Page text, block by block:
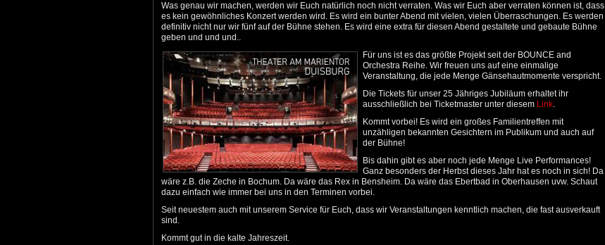
Was genau wir machen, werden wir Euch natürlich noch nicht verraten. Was wir Euch aber verraten können ist, dass
es kein gewöhnliches Konzert werden wird. Es wird ein bunter Abend mit vielen, vielen Überraschungen. Es werden
definitiv nicht nur wir fünf auf der Bühne stehen. Es wird eine extra für diesen Abend gestaltete und gebaute Bühne
geben und und und..
Für uns ist es das größte Projekt seit der BOUNCE and
Orchestra Reihe. Wir freuen uns auf eine einmalige
Veranstaltung, die jede Menge Gänsehautmomente verspricht.
Die Tickets für unser 25 Jähriges Jubiläum erhaltet ihr
ausschließlich bei Ticketmaster unter diesem Link.
Kommt vorbei! Es wird ein großes Familientreffen mit
unzähligen bekannten Gesichtern im Publikum und auch auf
der Bühne!
Bis dahin gibt es aber noch jede Menge Live Performances!
Ganz besonders der Herbst dieses Jahr hat es noch in sich! Da
wäre z.B. die Zeche in Bochum. Da wäre das Rex in Bensheim. Da wäre das Ebertbad in Oberhausen uvw. Schaut
dazu einfach wie immer bei uns in den Terminen vorbei.
Seit neuestem auch mit unserem Service für Euch, dass wir Veranstaltungen kenntlich machen, die fast ausverkauft
sind.
Kommt gut in die kalte Jahreszeit.